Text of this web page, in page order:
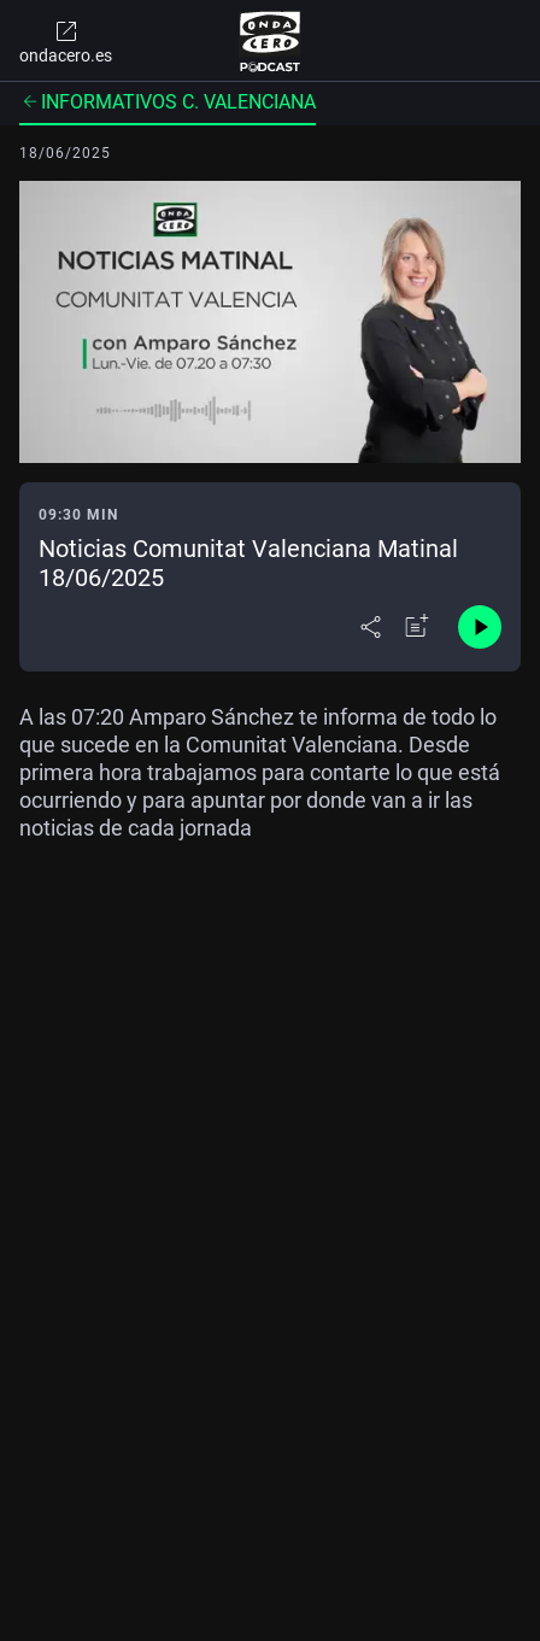
ondacero.es
INFORMATIVOS C. VALENCIANA
18/06/2025
09:30 MIN
Noticias Comunitat Valenciana Matinal
18/06/2025
A las 07:20 Amparo Sánchez te informa de todo lo
que sucede en la Comunitat Valenciana. Desde
primera hora trabajamos para contarte lo que está
ocurriendo y para apuntar por donde van a ir las
noticias de cada jornada